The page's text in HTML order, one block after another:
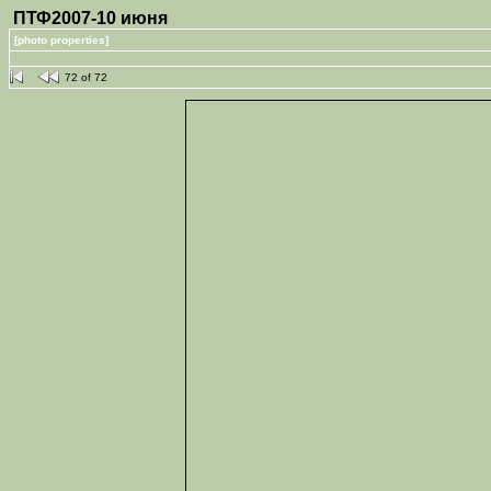
ПТФ2007-10 июня
[photo properties]
72 of 72